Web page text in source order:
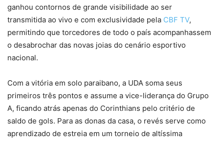
ganhou contornos de grande visibilidade ao ser
transmitida ao vivo e com exclusividade pela CBF TV,
permitindo que torcedores de todo o país acompanhassem
o desabrochar das novas joias do cenário esportivo
nacional.
Com a vitória em solo paraibano, a UDA soma seus
primeiros três pontos e assume a vice-liderança do Grupo
A, ficando atrás apenas do Corinthians pelo critério de
saldo de gols. Para as donas da casa, o revés serve como
aprendizado de estreia em um torneio de altíssima